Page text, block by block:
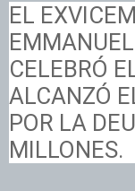
EL
CELEBRÓ
ALCANZÓ
POR LA
MILLONES.